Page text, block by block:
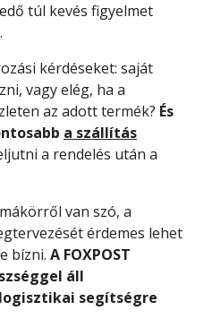
túl kevés figyelmet
kérdéseket: saját
vagy elég, ha a
az adott termék? És
a szállítás
a rendelés után a
van szó, a
érdemes lehet
bízni. A FOXPOST
áll
segítségre